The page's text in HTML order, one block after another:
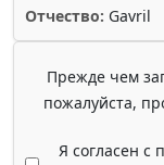
Отчество: Gavril
Прежде чем
пожалуйста,
Я согласен с